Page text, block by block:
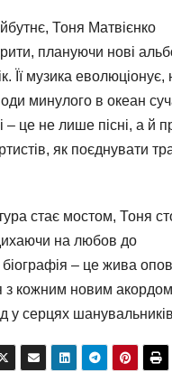
Тоня Матвієнко
плануючи нові
Її музика еволюціонує,
минулого в океан
це не лише пісні, а й
як поєднувати
стає мостом, Тоня
на любов до
біографія – це жива
з кожним новим
у серцях